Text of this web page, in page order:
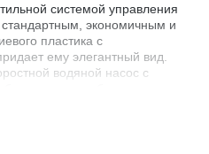
системой управления
экономичным и
пластика с
ему элегантный вид.
водяной насос с
Он также оснащен 3-
позволяет поддерживать